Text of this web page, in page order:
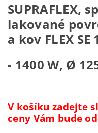
SUPRAFLEX,
lakované
a kov FLEX SE
- 1400 W, Ø
V košíku zadejte
ceny Vám bude